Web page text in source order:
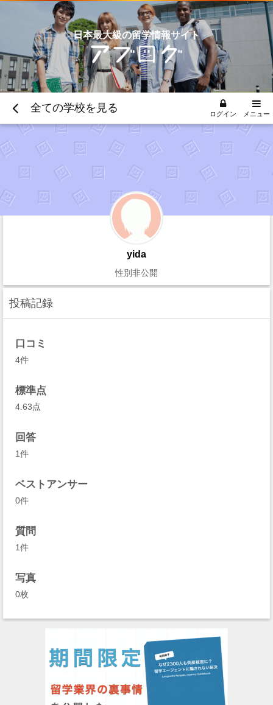
日本最大級の留学情報サイト
全ての学校を見る ログイン メニュー
yida
性別非公開
投稿記録
口コミ
4件
標準点
4.63点
回答
1件
ベストアンサー
0件
質問
1件
写真
0枚